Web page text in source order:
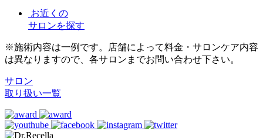
お近くの
サロンを探す
※施術内容は一例です。店舗によって料金・サロンケア内容
は異なりますので、各サロンまでお問い合わせ下さい。
サロン
取り扱い一覧